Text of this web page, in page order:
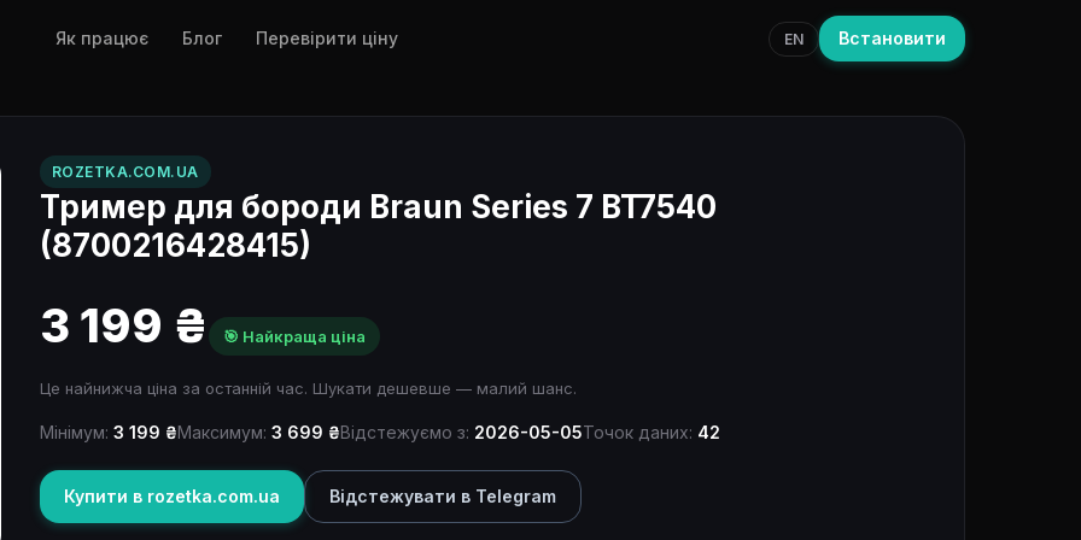
Як працює Блог Перевірити ціну EN Встановити
ROZETKA.COM.UA
Тример для бороди Braun Series 7 BT7540
(8700216428415)
3 199 ₴ 🎯 Найкраща ціна
Це найнижча ціна за останній час. Шукати дешевше — малий шанс.
Мінімум: 3 199 ₴Максимум: 3 699 ₴Відстежуємо з: 2026-05-05Точок даних: 42
Купити в rozetka.com.ua Відстежувати в Telegram